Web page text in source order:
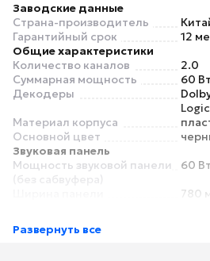
Заводские данные
Страна-производитель
Гарантийный срок
12
Общие характеристики
Количество каналов
2.0
Суммарная мощность
60 Вт
Декодеры
Материал корпуса
Основной цвет
Звуковая панель
Мощность звуковой панели
(без сабвуфера)
60 Вт
780
Вес панели
Развернуть все